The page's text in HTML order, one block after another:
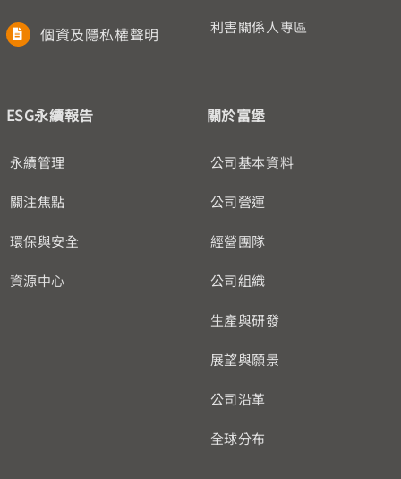
個資及隱私權聲明 利害關係人專區
ESG永續報告
永續管理
關注焦點
環保與安全
資源中心
關於富堡
公司基本資料
公司營運
經營團隊
公司組織
生產與研發
展望與願景
公司沿革
全球分布